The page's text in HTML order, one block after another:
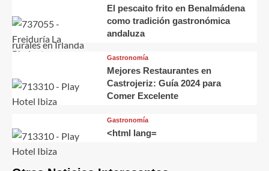
El pescaito frito en Benalmádena
como tradición gastronómica
andaluza
Gastronomía
Mejores Restaurantes en
Castrojeriz: Guía 2024 para
Comer Excelente
Gastronomía
<html lang=